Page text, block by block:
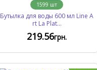
1599 шт
Бутылка для воды 600 мл Line A
rt La Plat...
219.56грн.